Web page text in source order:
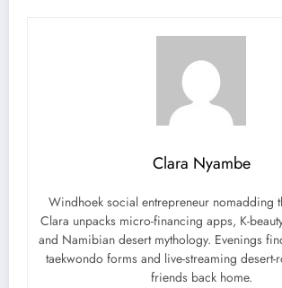
Clara Nyambe
Windhoek social entrepreneur nomadding
Clara unpacks micro-financing apps, K-
and Namibian desert mythology. Evenings
taekwondo forms and live-streaming desert-
friends back home.